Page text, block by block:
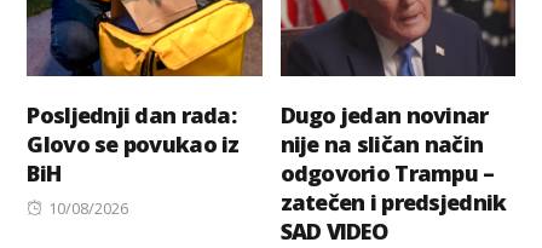
Posljednji dan rada:
Glovo se povukao iz
BiH
Posted
10/08/2026
Dugo jedan novinar
nije na sličan način
odgovorio Trampu –
zatečen i predsjednik
SAD VIDEO